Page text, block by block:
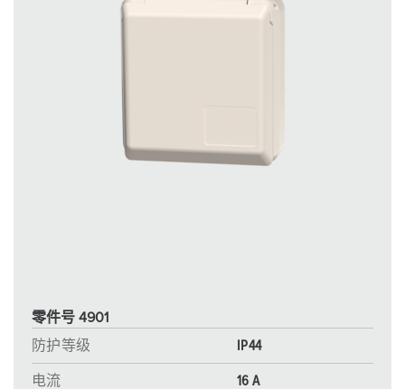
零件号 4901
防护等级
IP44
电流 16 A